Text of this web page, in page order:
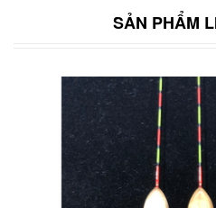
SẢN PHẨM